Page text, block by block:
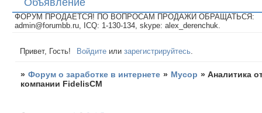
Объявление
ФОРУМ ПРОДАЕТСЯ! ПО ВОПРОСАМ ПРОДАЖИ ОБРАЩАТЬСЯ:
admin@forumbb.ru, ICQ: 1-130-134, skype: alex_derenchuk.
Привет, Гость! Войдите илизарегистрируйтесь
» Форум о заработке в интернете » Мусор »Аналитика
компании FidelisCM